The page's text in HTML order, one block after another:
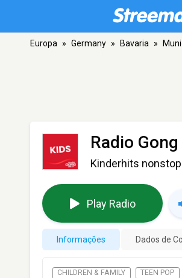
Europa » Germany » Bavaria »
Radio
Kinderhits nonstop
Play Radio
Informações Dados de
CHILDREN & FAMILY TEEN POP